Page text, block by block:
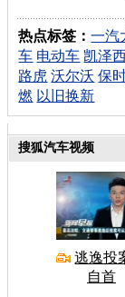
热点标签：一汽
车 电动车 凯泽
路虎 沃尔沃 保
燃 以旧换新
搜狐汽车视频
逃逸投
自首